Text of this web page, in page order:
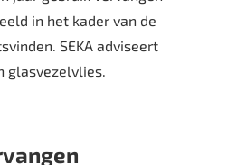
in het kader van de
SEKA adviseert
glasvezelvlies.